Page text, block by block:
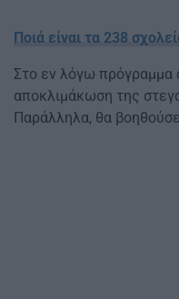
Ποιά είναι τα 238
Στο εν λόγω πρόγραμμα
αποκλιμάκωση της
Παράλληλα, θα βοηθούσε